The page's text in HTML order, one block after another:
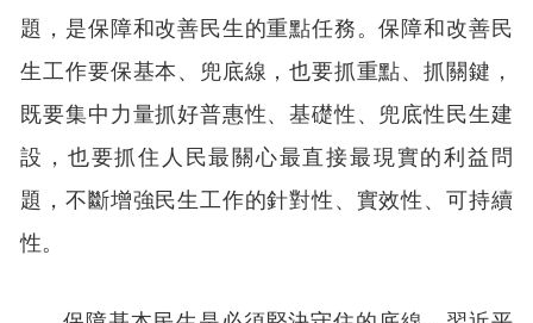
題，是保障和改善民生的重點任務。保障和改善民
生工作要保基本、兜底線，也要抓重點、抓關鍵，
既要集中力量抓好普惠性、基礎性、兜底性民生建
設，也要抓住人民最關心最直接最現實的利益問
題，不斷增強民生工作的針對性、實效性、可持續
性。